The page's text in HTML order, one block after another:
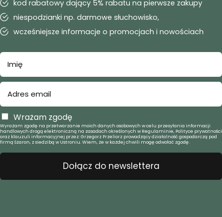
kod rabatowy dający 5% rabatu na pierwsze zakupy
niespodzianki np. darmowe słuchowisko,
wcześniejsze informacje o promocjach i nowościach
Wrażam zgodę
Wyrażam zgodę na przetwarzanie moich danych osobowych w celu przesyłania informacji
handlowych drogą elektroniczną na zasadach określonych w Regulaminie, Polityce prywatności
oraz klauzuli informacyjnej przez: Grzegorz Przeliorz prowadzący działalność gospodarczą pod
firmą Szaron, z siedzibą w Ustroniu. Wiem, że w każdej chwili mogę odwołać zgodę.
Dołącz do newslettera